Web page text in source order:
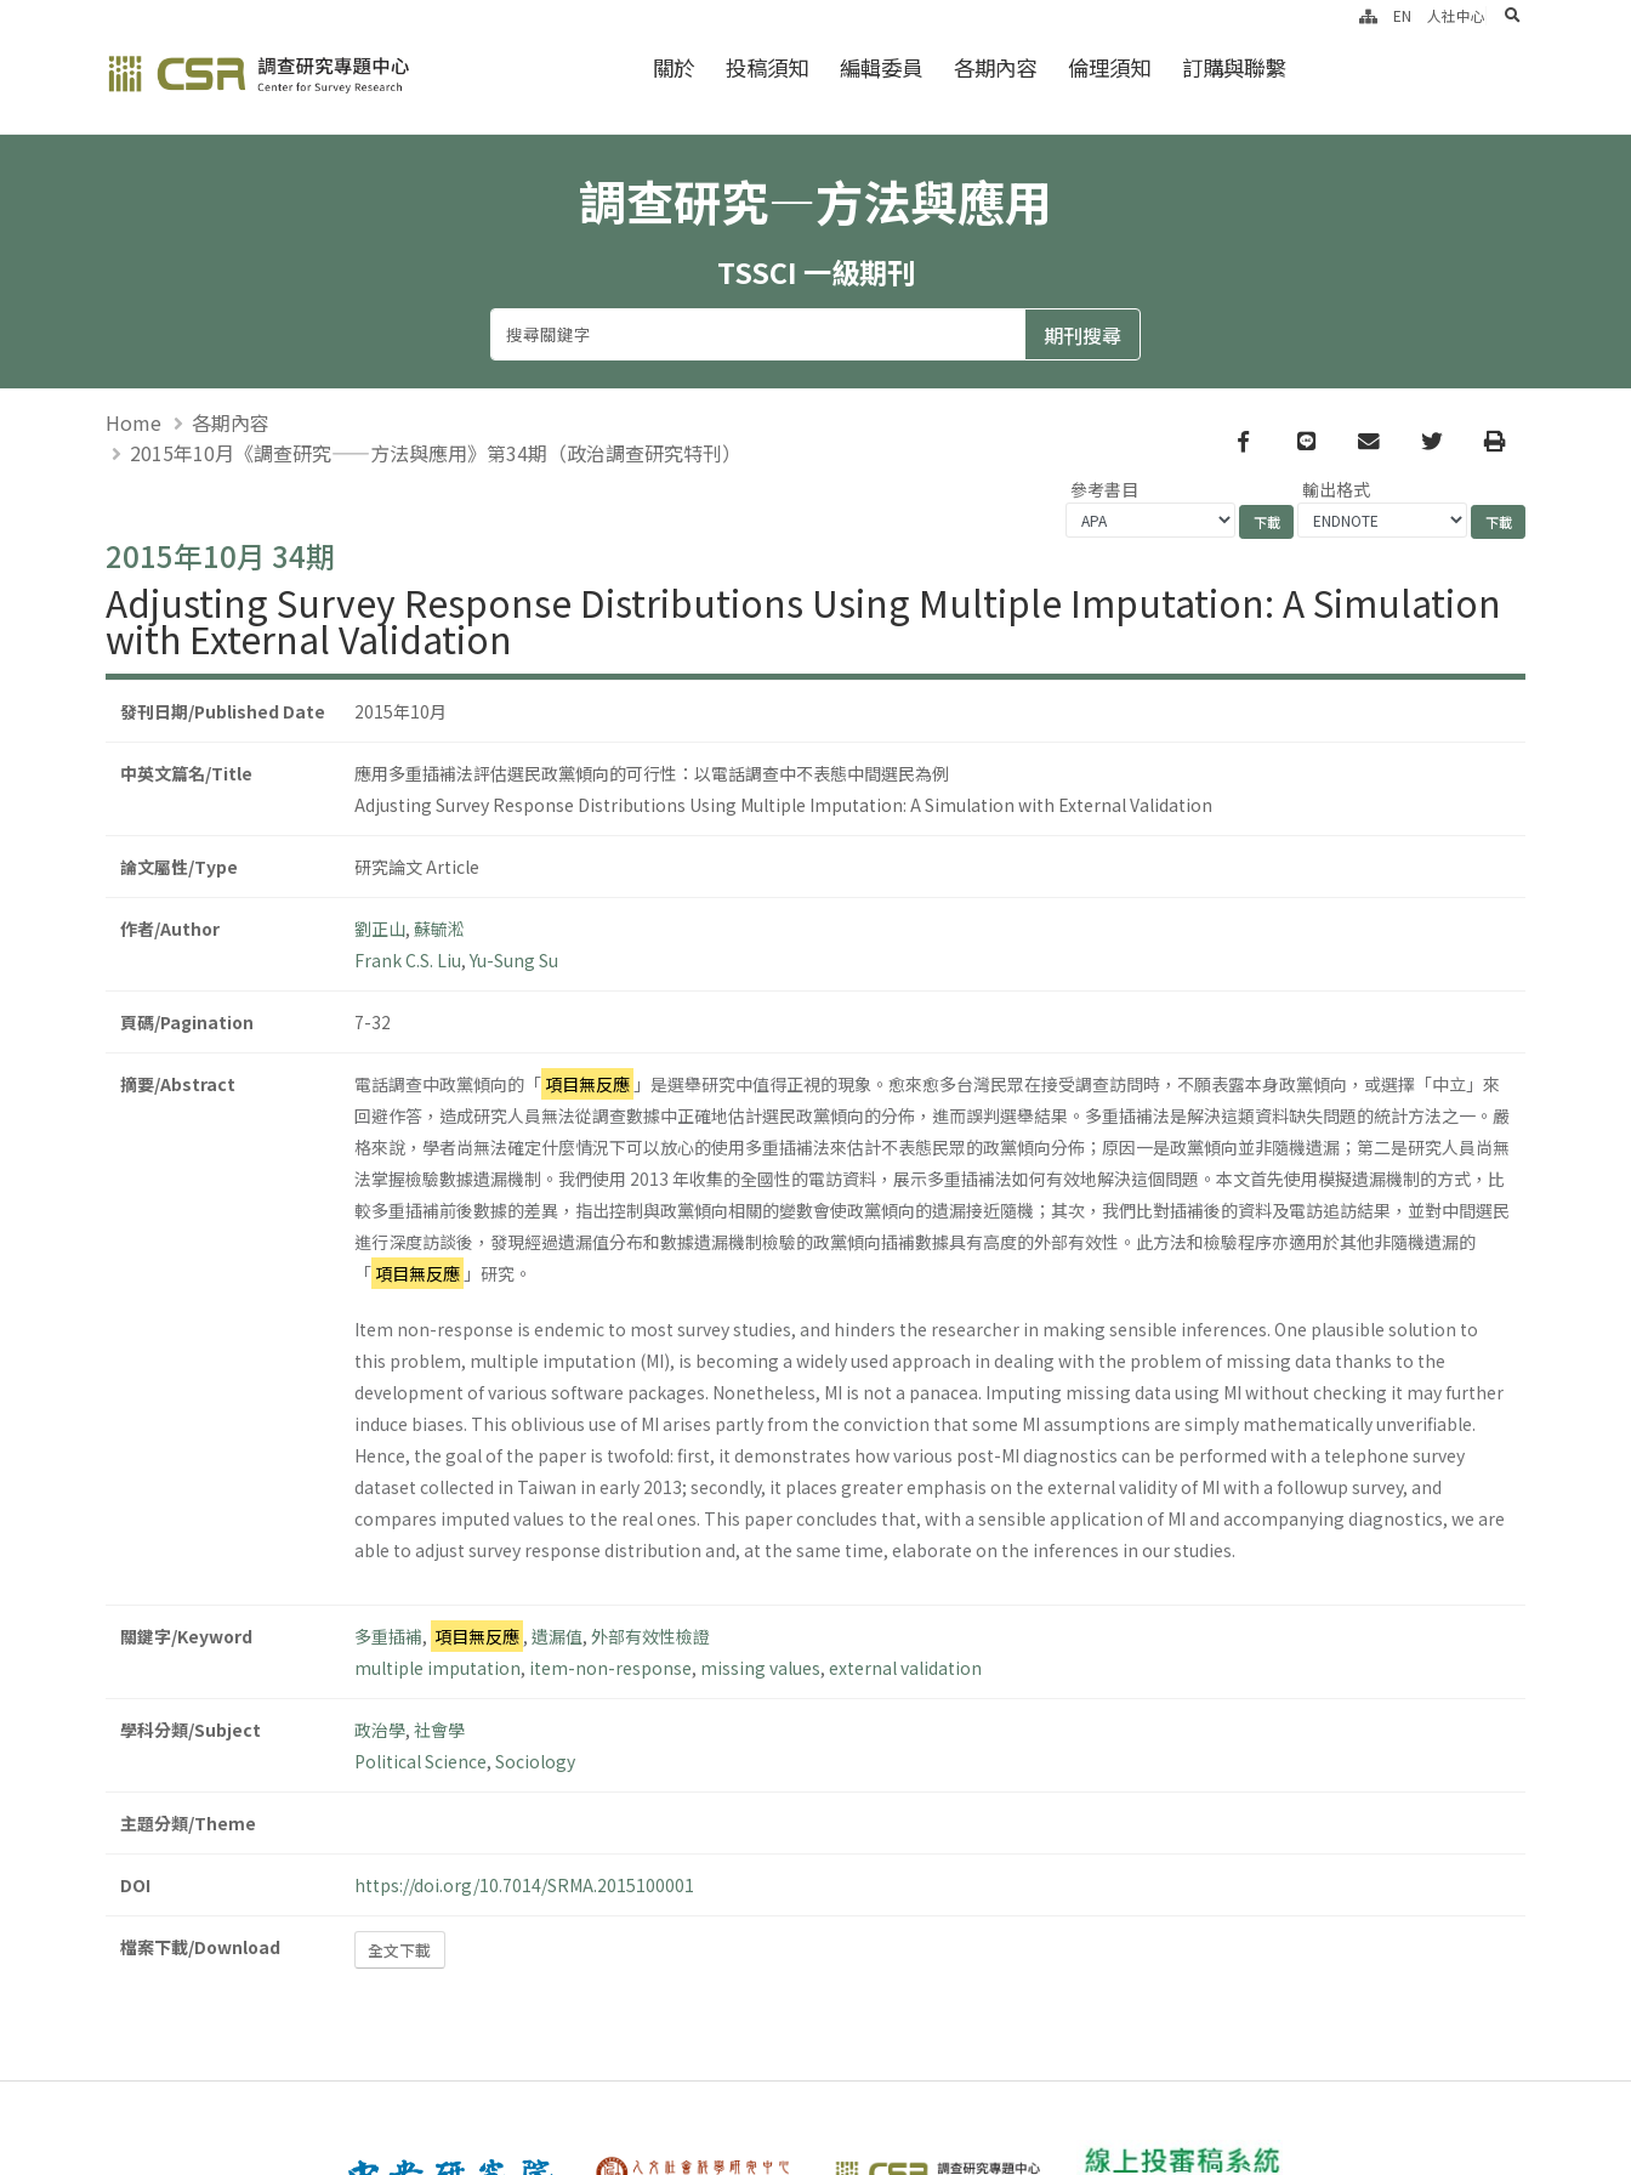
調查研究—方法與應用期刊 關於 投稿須知 編輯委員 各期內容 倫理須知 訂購與聯繫
EN 人社中心 search
調查研究—方法與應用
TSSCI 一級期刊
Home
各期內容
2015年10月《調查研究——方法與應用》第34期（政治調查研究特刊）
Facebook
line email TwitterPrint
參考書目 輸出格式
2015年10月 34期
Adjusting Survey Response Distributions Using Multiple Imputation: A Simulation
with External Validation
發刊日期/Published Date 2015年10月
中英文篇名/Title
應用多重插補法評估選民政黨傾向的可行性：以電話調查中不表態中間選民為例
Adjusting Survey Response Distributions Using Multiple Imputation: A Simulation with External Validation
論文屬性/Type 研究論文 Article
作者/Author 劉正山, 蘇毓淞
Frank C.S. Liu, Yu-Sung Su
頁碼/Pagination 7-32
摘要/Abstract 電話調查中政黨傾向的「 項目無反應 」是選舉研究中值得正視的現象。愈來愈多台灣民眾在接受調查訪問時，不願表露本身政黨傾向，或選擇「中立」來
回避作答，造成研究人員無法從調查數據中正確地估計選民政黨傾向的分佈，進而誤判選舉結果。多重插補法是解決這類資料缺失問題的統計方法之一。嚴
格來說，學者尚無法確定什麼情況下可以放心的使用多重插補法來估計不表態民眾的政黨傾向分佈；原因一是政黨傾向並非隨機遺漏；第二是研究人員尚無
法掌握檢驗數據遺漏機制。我們使用 2013 年收集的全國性的電訪資料，展示多重插補法如何有效地解決這個問題。本文首先使用模擬遺漏機制的方式，比
較多重插補前後數據的差異，指出控制與政黨傾向相關的變數會使政黨傾向的遺漏接近隨機；其次，我們比對插補後的資料及電訪追訪結果，並對中間選民
進行深度訪談後，發現經過遺漏值分布和數據遺漏機制檢驗的政黨傾向插補數據具有高度的外部有效性。此方法和檢驗程序亦適用於其他非隨機遺漏的
「 項目無反應 」研究。
Item non-response is endemic to most survey studies, and hinders the researcher in making sensible inferences. One plausible solution to
this problem, multiple imputation (MI), is becoming a widely used approach in dealing with the problem of missing data thanks to the
development of various software packages. Nonetheless, MI is not a panacea. Imputing missing data using MI without checking it may further
induce biases. This oblivious use of MI arises partly from the conviction that some MI assumptions are simply mathematically unverifiable.
Hence, the goal of the paper is twofold: first, it demonstrates how various post-MI diagnostics can be performed with a telephone survey
dataset collected in Taiwan in early 2013; secondly, it places greater emphasis on the external validity of MI with a followup survey, and
compares imputed values to the real ones. This paper concludes that, with a sensible application of MI and accompanying diagnostics, we are
able to adjust survey response distribution and, at the same time, elaborate on the inferences in our studies.
關鍵字/Keyword 多重插補, 項目無反應 , 遺漏值, 外部有效性檢證
multiple imputation, item-non-response, missing values, external validation
學科分類/Subject 政治學, 社會學
Political Science, Sociology
主題分類/Theme
DOI https://doi.org/10.7014/SRMA.2015100001
檔案下載/Download 全文下載